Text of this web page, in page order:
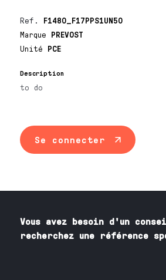
Ref. F1480_F17PPS1UN50
Marque PREVOST
Unité PCE
Description
to do
Se connecter
Vous avez besoin d'un
recherchez une référence